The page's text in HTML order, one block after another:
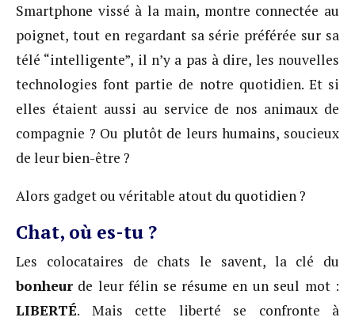
Smartphone vissé à la main, montre connectée au
poignet, tout en regardant sa série préférée sur sa
télé “intelligente”, il n’y a pas à dire, les nouvelles
technologies font partie de notre quotidien. Et si
elles étaient aussi au service de nos animaux de
compagnie ? Ou plutôt de leurs humains, soucieux
de leur bien-être ?
Alors gadget ou véritable atout du quotidien ?
Chat, où es-tu ?
Les colocataires de chats le savent, la clé du
bonheur de leur félin se résume en un seul mot :
LIBERTÉ. Mais cette liberté se confronte à